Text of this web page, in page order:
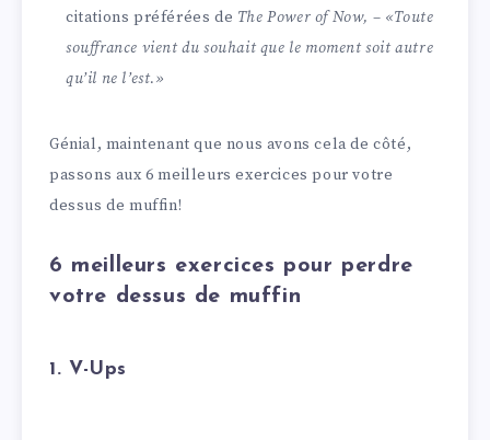
citations préférées de The Power of Now, – «Toute
souffrance vient du souhait que le moment soit autre
qu’il ne l’est.»
Génial, maintenant que nous avons cela de côté,
passons aux 6 meilleurs exercices pour votre
dessus de muffin!
6 meilleurs exercices pour perdre
votre dessus de muffin
1. V-Ups